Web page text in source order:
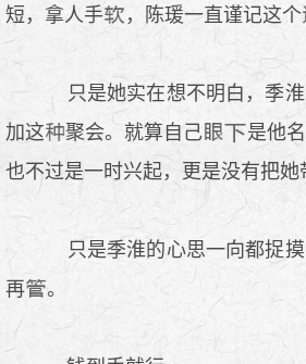
短，拿人手
，陈瑗一直谨记这个
只是她实在想不明白，季
加这
聚会。就算自己
是他
也不过是一时兴起，更是没有把她
只是季淮的心思一向都捉
再
。